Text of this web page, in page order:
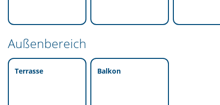
Außenbereich
Terrasse Balkon